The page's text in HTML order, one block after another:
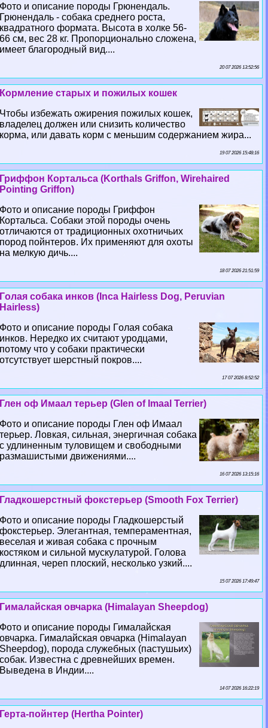
Фото и описание породы Грюнендаль.
Грюнендаль - собака среднего роста,
квадратного формата. Высота в холке 56-
66 см, вес 28 кг. Пропорционально сложена,
имеет благородный вид....
20 07 2026 13:52:56
Кормление старых и пожилых кошек
Чтобы избежать ожирения пожилых кошек,
владелец должен или снизить количество
корма, или давать корм с меньшим содержанием жира...
19 07 2026 15:48:16
Гриффон Кортальса (Korthals Griffon, Wirehaired
Pointing Griffon)
Фото и описание породы Гриффон
Кортальса. Собаки этой породы очень
отличаются от традиционных охотничьих
пород пойнтеров. Их применяют для охоты
на мелкую дичь....
18 07 2026 21:51:59
Гoлая собака инков (Inca Hairless Dog, Peruvian
Hairless)
Фото и описание породы Гoлая собака
инков. Нередко их считают уpoдцами,
потому что у собаки пpaктически
отсутствует шерстный покров....
17 07 2026 8:52:52
Глен оф Имаал терьер (Glen of Imaal Terrier)
Фото и описание породы Глен оф Имаал
терьер. Ловкая, сильная, энергичная собака
с удлиненным туловищем и свободными
размашистыми движениями....
16 07 2026 13:15:16
Гладкошерстный фокстерьер (Smooth Fox Terrier)
Фото и описание породы Гладкошерстый
фокстерьер. Элегантная, темпераментная,
веселая и живая собака с прочным
костяком и сильной мускулатурой. Голова
длинная, череп плоский, несколько узкий....
15 07 2026 17:49:47
Гималайская овчарка (Himalayan Sheepdog)
Фото и описание породы Гималайская
овчарка. Гималайская овчарка (Himalayan
Sheepdog), порода служебных (пастушьих)
собак. Известна с древнейших времен.
Выведена в Индии....
14 07 2026 16:22:19
Герта-пойнтер (Hertha Pointer)